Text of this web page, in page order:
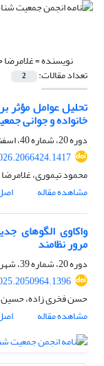
نویسنده =
تعداد مقالات: 2
تحلیل عوامل مؤثر
خانواده و جوانی
دوره 20، شماره 40، اسفند 1404، صفحه
محمود تیموری،
مشاهده مقاله
مرور نظامند
دوره 20، شماره 39، شهریور 1404، صفحه
حسن فخری زاده، حسین
مشاهده مقاله